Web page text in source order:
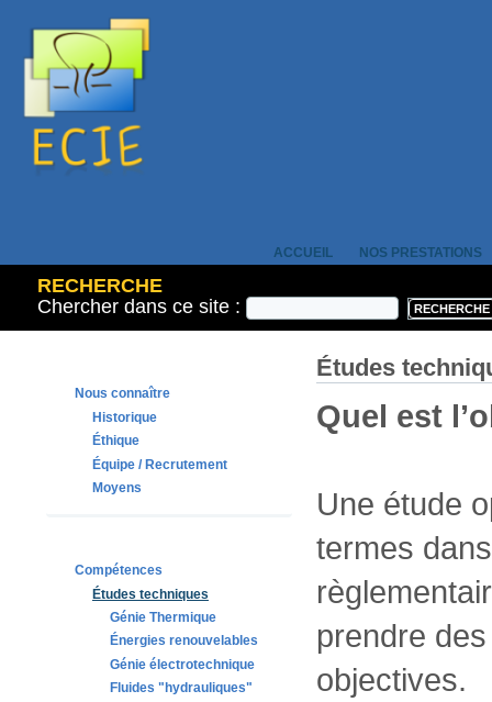
ACCUEIL NOS PRESTATIONS
RECHERCHE
Chercher dans ce site :
Nous connaître
Historique
Éthique
Équipe / Recrutement
Moyens
Compétences
Études techniques
Génie Thermique
Énergies renouvelables
Génie électrotechnique
Fluides "hydrauliques"
Études
Quel est
Une étude
termes
prendre
objectives.